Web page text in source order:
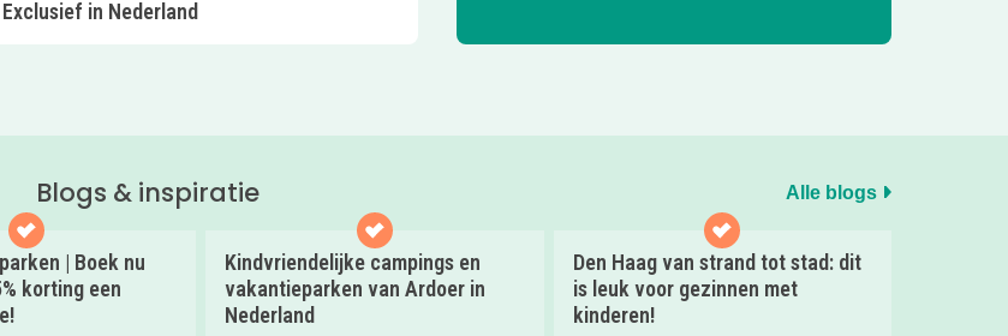
Exclusief in Nederland
Blogs & inspiratie Alle blogs
| Boek nu
korting een
Kindvriendelijke campings en
vakantieparken van Ardoer in
Nederland
Den Haag van strand tot stad: dit
is leuk voor gezinnen met
kinderen!